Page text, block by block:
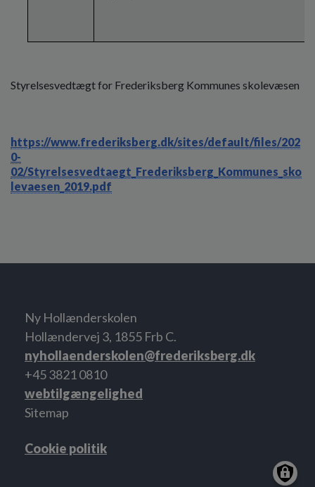
Styrelsesvedtægt for Frederiksberg Kommunes skolevæsen
https://www.frederiksberg.dk/sites/default/files/202
0-
02/Styrelsesvedtaegt_Frederiksberg_Kommunes_sko
levaesen_2019.pdf
Ny Hollænderskolen
Hollændervej 3, 1855 Frb C.
nyhollaenderskolen@frederiksberg.dk
+45 3821 0810
webtilgængelighed
Sitemap
Cookie politik